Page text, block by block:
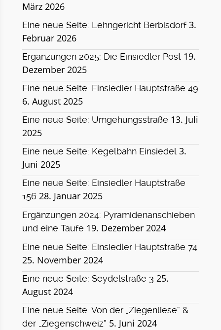
März 2026
Eine neue Seite: Lehngericht Berbisdorf 3.
Februar 2026
Ergänzungen 2025: Die Einsiedler Post 19.
Dezember 2025
Eine neue Seite: Einsiedler Hauptstraße 49
6. August 2025
Eine neue Seite: Umgehungsstraße 13. Juli
2025
Eine neue Seite: Kegelbahn Einsiedel 3.
Juni 2025
Eine neue Seite: Einsiedler Hauptstraße
156 28. Januar 2025
Ergänzungen 2024: Pyramidenanschieben
und eine Taufe 19. Dezember 2024
Eine neue Seite: Einsiedler Hauptstraße 74
25. November 2024
Eine neue Seite: Seydelstraße 3 25.
August 2024
Eine neue Seite: Von der „Ziegenliese“ &
der „Ziegenschweiz“ 5. Juni 2024